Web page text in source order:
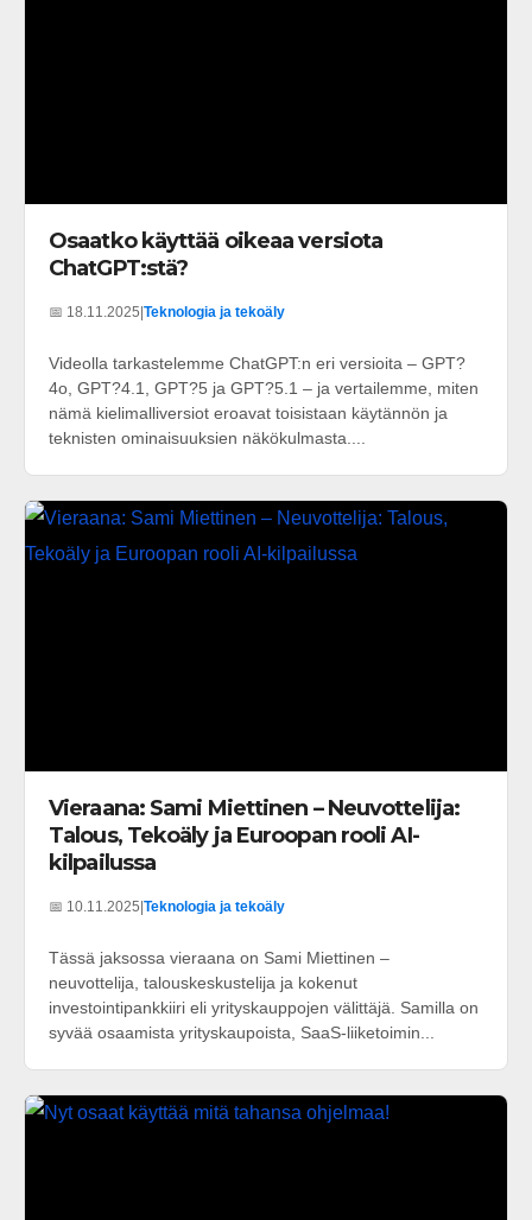
Osaatko käyttää oikeaa versiota
ChatGPT:stä?
📅 18.11.2025|Teknologia ja tekoäly
Videolla tarkastelemme ChatGPT:n eri versioita – GPT?
4o, GPT?4.1, GPT?5 ja GPT?5.1 – ja vertailemme, miten
nämä kielimalliversiot eroavat toisistaan käytännön ja
teknisten ominaisuuksien näkökulmasta....
Vieraana: Sami Miettinen – Neuvottelija:
Talous, Tekoäly ja Euroopan rooli AI-
kilpailussa
📅 10.11.2025 Teknologia ja tekoäly
Tässä jaksossa vieraana on Sami Miettinen –
neuvottelija, talouskeskustelija ja kokenut
investointipankkiiri eli yrityskauppojen välittäjä. Samilla on
syvää osaamista yrityskaupoista, SaaS-liiketoimin...